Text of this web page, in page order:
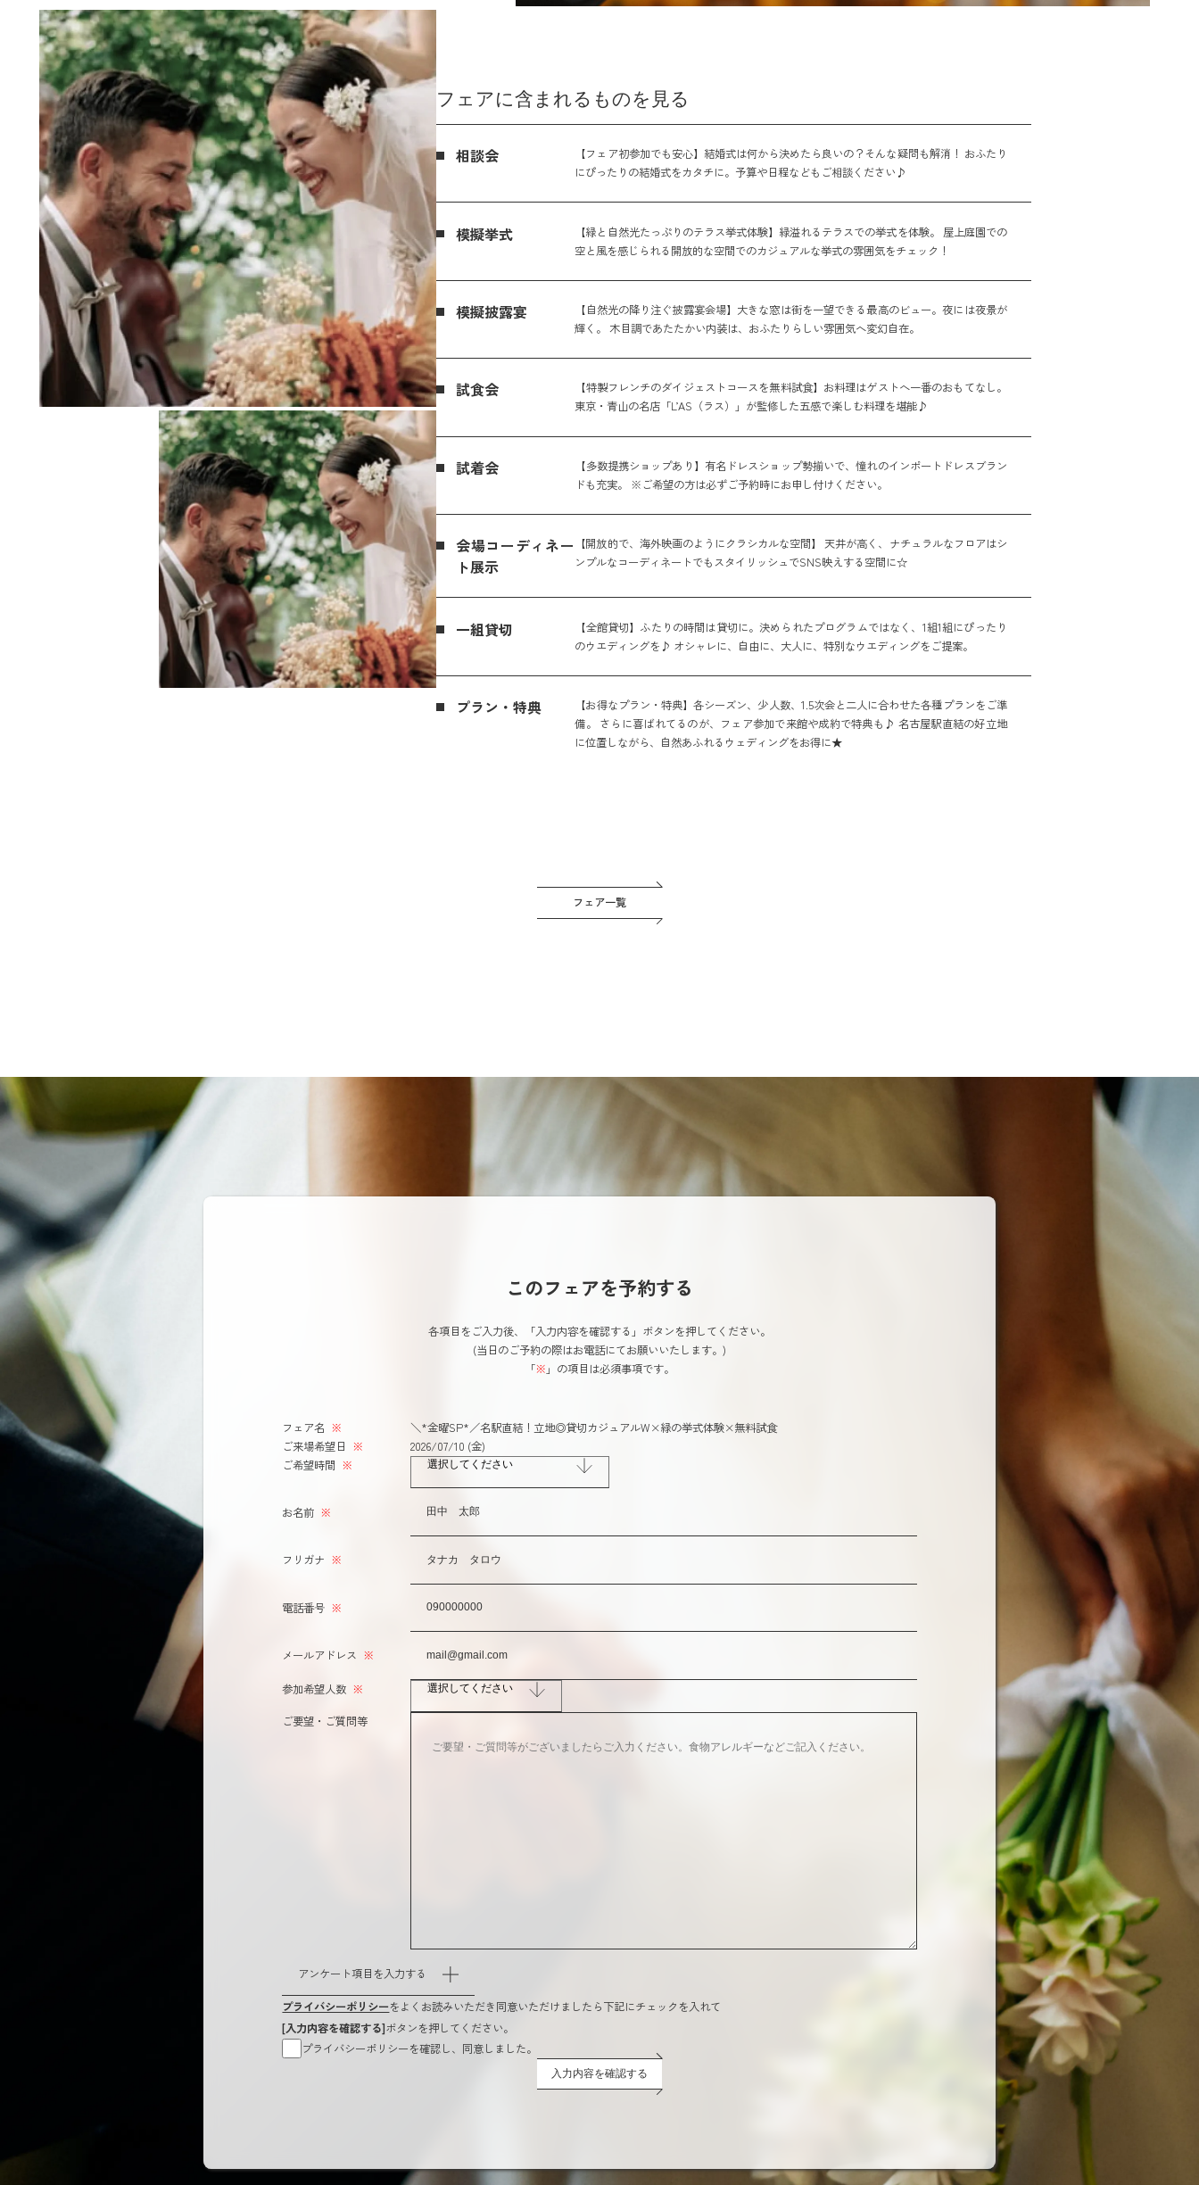
フェアに含まれるものを見る
相談会
【フェア初参加でも安心】結婚式は何から決めたら良いの？そんな疑問も解消！ おふたり
にぴったりの結婚式をカタチに。予算や日程などもご相談ください♪
模擬挙式
【緑と自然光たっぷりのテラス挙式体験】緑溢れるテラスでの挙式を体験。 屋上庭園での
空と風を感じられる開放的な空間でのカジュアルな挙式の雰囲気をチェック！
模擬披露宴
【自然光の降り注ぐ披露宴会場】大きな窓は街を一望できる最高のビュー。夜には夜景が
輝く。 木目調であたたかい内装は、おふたりらしい雰囲気へ変幻自在。
試食会
【特製フレンチのダイジェストコースを無料試食】お料理はゲストへ一番のおもてなし。
東京・青山の名店「L’AS（ラス）」が監修した五感で楽しむ料理を堪能♪
試着会
【多数提携ショップあり】有名ドレスショップ勢揃いで、憧れのインポートドレスブラン
ドも充実。 ※ご希望の方は必ずご予約時にお申し付けください。
会場コーディネー
ト展示
【開放的で、海外映画のようにクラシカルな空間】 天井が高く、ナチュラルなフロアはシ
ンプルなコーディネートでもスタイリッシュでSNS映えする空間に☆
一組貸切
【全館貸切】ふたりの時間は貸切に。決められたプログラムではなく、1組1組にぴったり
のウエディングを♪ オシャレに、自由に、大人に、特別なウエディングをご提案。
プラン・特典
【お得なプラン・特典】各シーズン、少人数、1.5次会と二人に合わせた各種プランをご準
備。 さらに喜ばれてるのが、フェア参加で来館や成約で特典も♪ 名古屋駅直結の好立地
に位置しながら、自然あふれるウェディングをお得に★
フェア一覧
このフェアを予約する
各項目をご入力後、「入力内容を確認する」ボタンを押してください。
(当日のご予約の際はお電話にてお願いいたします。)
「※ 」の項目は必須事項です。
フェア名 ※
＼*金曜SP*／名駅直結！立地◎貸切カジュアルW×緑の挙式体験×無料試食
ご来場希望日 ※
2026/07/10 (金)
ご希望時間 ※
お名前 ※
フリガナ ※
電話番号 ※
メールアドレス ※
参加希望人数 ※
ご要望・ご質問等
アンケート項目を入力する
プライバシーポリシーをよくお読みいただき同意いただけましたら下記にチェックを入れて
[入力内容を確認する]ボタンを押してください。
プライバシーポリシーを確認し、同意しました。